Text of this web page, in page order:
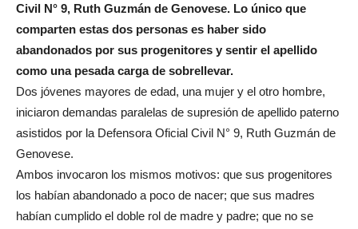
Civil N° 9, Ruth Guzmán de Genovese. Lo único que
comparten estas dos personas es haber sido
abandonados por sus progenitores y sentir el apellido
como una pesada carga de sobrellevar.
Dos jóvenes mayores de edad, una mujer y el otro hombre,
iniciaron demandas paralelas de supresión de apellido paterno
asistidos por la Defensora Oficial Civil N° 9, Ruth Guzmán de
Genovese.
Ambos invocaron los mismos motivos: que sus progenitores
los habían abandonado a poco de nacer; que sus madres
habían cumplido el doble rol de madre y padre; que no se